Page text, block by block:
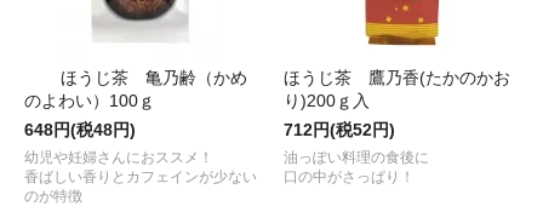
ほうじ茶 亀乃齢（かめ
のよわい）100ｇ
648円(税48円)
幼児や妊婦さんにおススメ！
香ばしい香りとカフェインが少ない
のが特徴
ほうじ茶 鷹乃香(たかのかお
り)200ｇ入
712円(税52円)
油っぽい料理の食後に
口の中がさっぱり！